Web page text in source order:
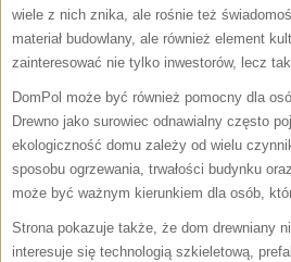
wiele z nich znika, ale rośnie też
materiał budowlany, ale również element
zainteresować nie tylko inwestorów, lecz
DomPol może być również pomocny dla
Drewno jako surowiec odnawialny często
ekologiczność domu zależy od wielu
sposobu ogrzewania, trwałości budynku
może być ważnym kierunkiem dla osób,
Strona pokazuje także, że dom drewniany
interesuje się technologią szkieletową,